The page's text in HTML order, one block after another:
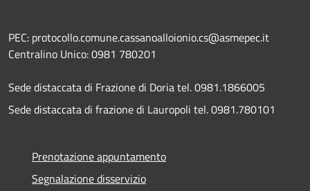
PEC: protocollo.comune.cassanoalloionio.cs@asmepec.it
Centralino Unico: 0981 780201
Sede distaccata di Frazione di Doria tel. 0981.1866005
Sede distaccata di frazione di Lauropoli tel. 0981.780101
Prenotazione appuntamento
Segnalazione disservizio